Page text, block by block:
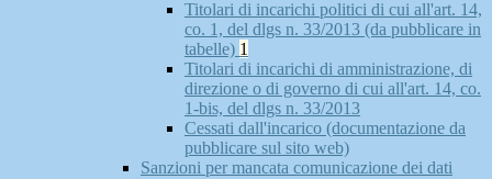
Titolari di incarichi politici di cui all'art. 14,
co. 1, del dlgs n. 33/2013 (da pubblicare in
tabelle) 1
Titolari di incarichi di amministrazione, di
direzione o di governo di cui all'art. 14, co.
1-bis, del dlgs n. 33/2013
Cessati dall'incarico (documentazione da
pubblicare sul sito web)
Sanzioni per mancata comunicazione dei dati